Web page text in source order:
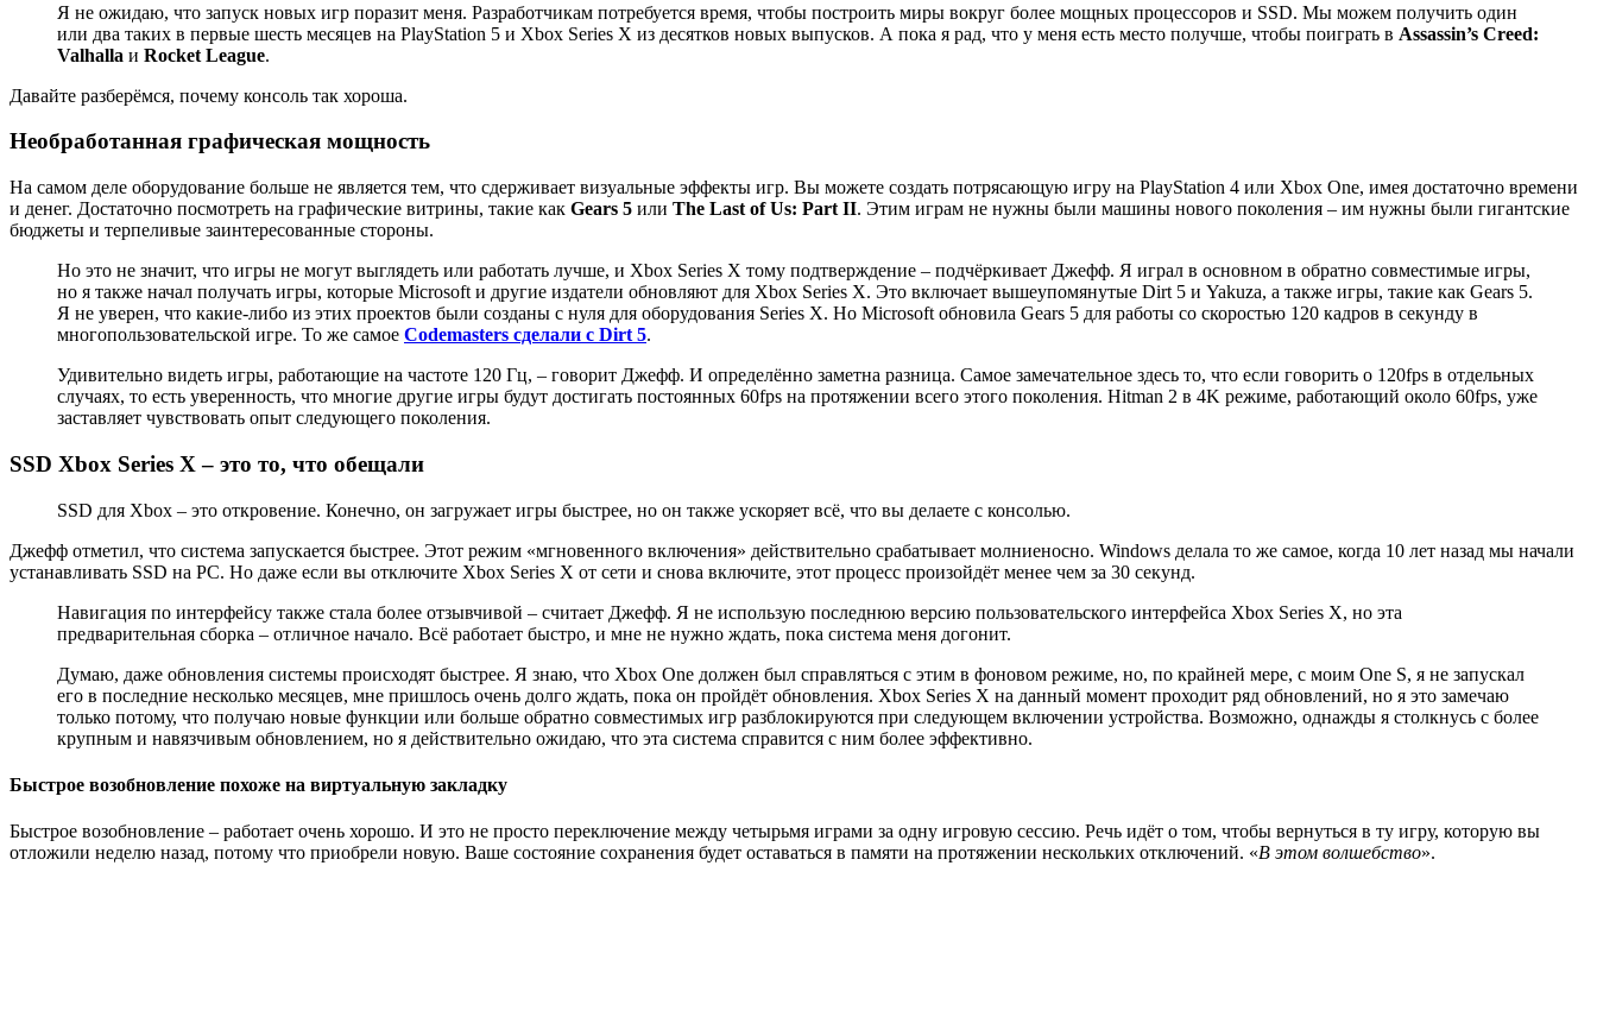
Я не ожидаю, что запуск новых игр поразит меня. Разработчикам потребуется время, чтобы построить миры вокруг более мощных процессоров и SSD. Мы можем получить один
или два таких в первые шесть месяцев на PlayStation 5 и Xbox Series X из десятков новых выпусков. А пока я рад, что у меня есть место получше, чтобы поиграть в Assassin’s Creed:
Valhalla и Rocket League.
Давайте разберёмся, почему консоль так хороша.
Необработанная графическая мощность
На самом деле оборудование больше не является тем, что сдерживает визуальные эффекты игр. Вы можете создать потрясающую игру на PlayStation 4 или Xbox One, имея достаточно времени
и денег. Достаточно посмотреть на графические витрины, такие как Gears 5 или The Last of Us: Part II. Этим играм не нужны были машины нового поколения – им нужны были гигантские
бюджеты и терпеливые заинтересованные стороны.
Но это не значит, что игры не могут выглядеть или работать лучше, и Xbox Series X тому подтверждение – подчёркивает Джефф. Я играл в основном в обратно совместимые игры,
но я также начал получать игры, которые Microsoft и другие издатели обновляют для Xbox Series X. Это включает вышеупомянутые Dirt 5 и Yakuza, а также игры, такие как Gears 5.
Я не уверен, что какие-либо из этих проектов были созданы с нуля для оборудования Series X. Но Microsoft обновила Gears 5 для работы со скоростью 120 кадров в секунду в
многопользовательской игре. То же самое Codemasters сделали с Dirt 5.
Удивительно видеть игры, работающие на частоте 120 Гц, – говорит Джефф. И определённо заметна разница. Самое замечательное здесь то, что если говорить о 120fps в отдельных
случаях, то есть уверенность, что многие другие игры будут достигать постоянных 60fps на протяжении всего этого поколения. Hitman 2 в 4K режиме, работающий около 60fps, уже
заставляет чувствовать опыт следующего поколения.
SSD Xbox Series X – это то, что обещали
SSD для Xbox – это откровение. Конечно, он загружает игры быстрее, но он также ускоряет всё, что вы делаете с консолью.
Джефф отметил, что система запускается быстрее. Этот режим «мгновенного включения» действительно срабатывает молниеносно. Windows делала то же самое, когда 10 лет назад мы начали
устанавливать SSD на PC. Но даже если вы отключите Xbox Series X от сети и снова включите, этот процесс произойдёт менее чем за 30 секунд.
Навигация по интерфейсу также стала более отзывчивой – считает Джефф. Я не использую последнюю версию пользовательского интерфейса Xbox Series X, но эта
предварительная сборка – отличное начало. Всё работает быстро, и мне не нужно ждать, пока система меня догонит.
Думаю, даже обновления системы происходят быстрее. Я знаю, что Xbox One должен был справляться с этим в фоновом режиме, но, по крайней мере, с моим One S, я не запускал
его в последние несколько месяцев, мне пришлось очень долго ждать, пока он пройдёт обновления. Xbox Series X на данный момент проходит ряд обновлений, но я это замечаю
только потому, что получаю новые функции или больше обратно совместимых игр разблокируются при следующем включении устройства. Возможно, однажды я столкнусь с более
крупным и навязчивым обновлением, но я действительно ожидаю, что эта система справится с ним более эффективно.
Быстрое возобновление похоже на виртуальную закладку
Быстрое возобновление – работает очень хорошо. И это не просто переключение между четырьмя играми за одну игровую сессию. Речь идёт о том, чтобы вернуться в ту игру, которую вы
отложили неделю назад, потому что приобрели новую. Ваше состояние сохранения будет оставаться в памяти на протяжении нескольких отключений. «В этом волшебство».